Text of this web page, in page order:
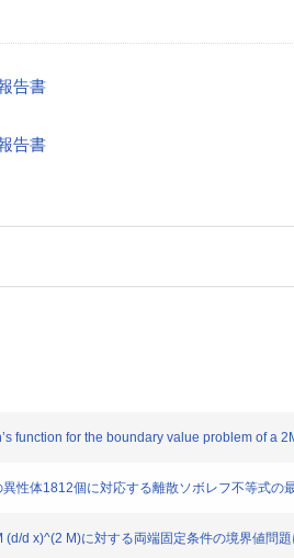
告書
告書
function for the boundary value problem of
異性体1812個に対応する離散ソボレフ不等式の
(d/d x)^(2 M)に対する両端固定条件の境界値問